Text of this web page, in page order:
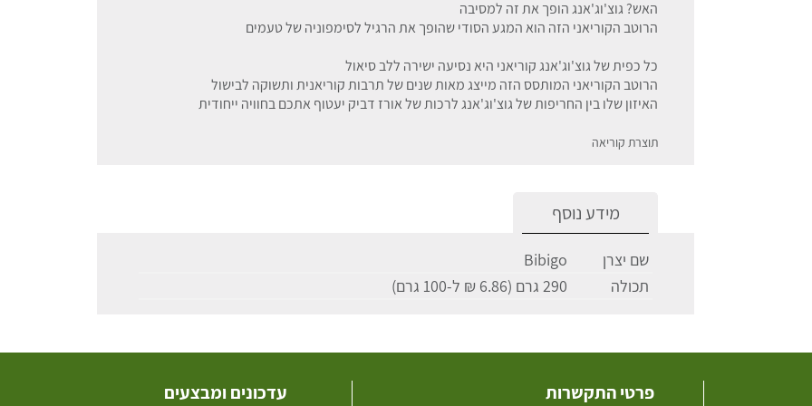
האש? גוצ'וג'אנג הופך את זה למסיבה
הרוטב הקוריאני הזה הוא המגע הסודי שהופך את הרגיל לסימפוניה של טעמים
כל כפית של גוצ'וג'אנג קוריאני היא נסיעה ישירה ללב סיאול
הרוטב הקוריאני המותסס הזה מייצג מאות שנים של תרבות קוריאנית ותשוקה לבישול
האיזון שלו בין החריפות של גוצ'וג'אנג לרכות של אורז דביק יעטוף אתכם בחוויה ייחודית
תוצרת קוריאה
מידע נוסף
שם יצרן
Bibigo
תכולה
290 גרם (6.86 ₪ ל-100 גרם)
פרטי התקשרות עדכונים ומבצעים